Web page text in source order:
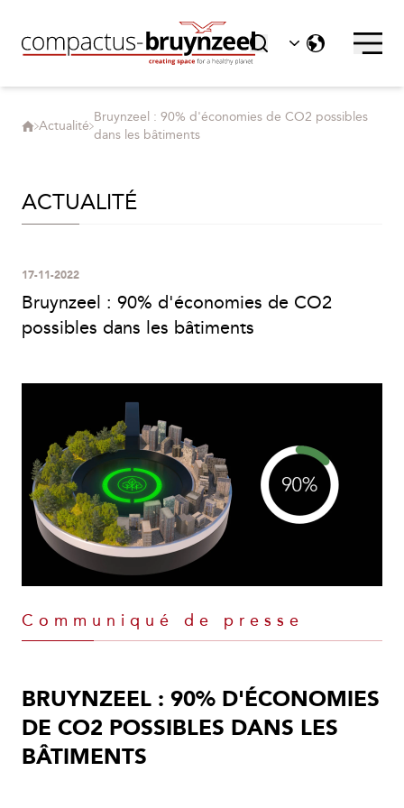
Actualité
Bruynzeel : 90% d'économies de CO2 possibles
dans les bâtiments
ACTUALITÉ
Bruynzeel : 90% d'économies de CO2
possibles dans les bâtiments
17-11-2022
Communiqué de presse
BRUYNZEEL : 90% D'ÉCONOMIES
DE CO2 POSSIBLES DANS LES
BÂTIMENTS